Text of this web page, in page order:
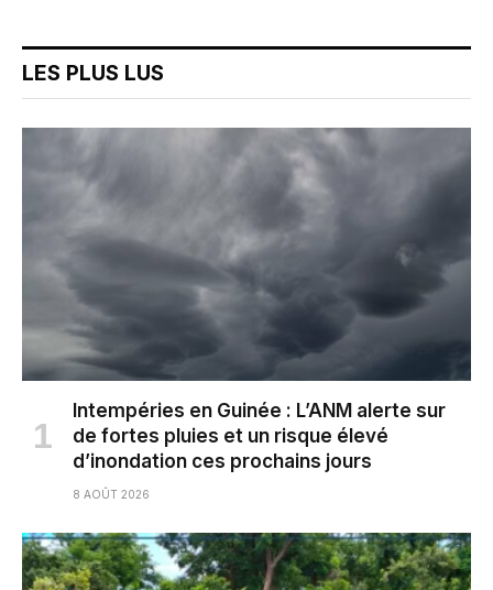
LES PLUS LUS
Intempéries en Guinée : L’ANM alerte sur
de fortes pluies et un risque élevé
d’inondation ces prochains jours
8 AOÛT 2026